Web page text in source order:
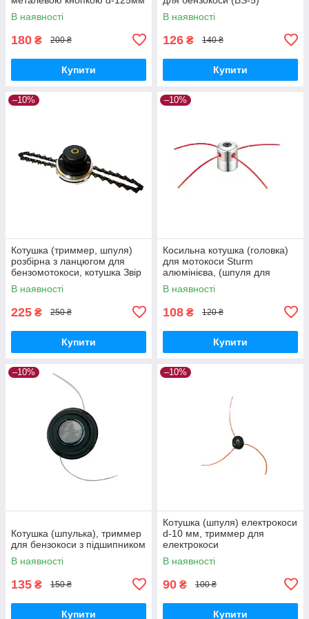
В наявності
180 ₴ 200 ₴
Купити
В наявності
126 ₴ 140 ₴
Купити
–10%
Котушка (триммер, шпуля)
розбірна з ланцюгом для
бензомотокоси, котушка Звір
В наявності
225 ₴ 250 ₴
Купити
–10%
Косильна котушка (головка)
для мотокоси Sturm
алюмінієва, (шпуля для
бензокоси)
В наявності
108 ₴ 120 ₴
Купити
–10%
Котушка (шпулька), триммер
для бензокоси з підшипником
В наявності
135 ₴ 150 ₴
Купити
–10%
Котушка (шпуля) електрокоси
d-10 мм, триммер для
електрокоси
В наявності
90 ₴ 100 ₴
Купити